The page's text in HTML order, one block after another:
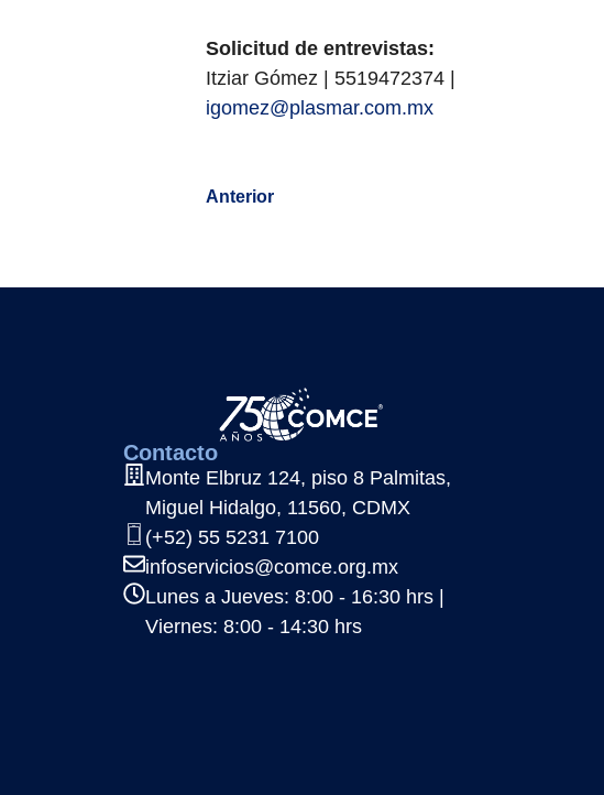
Solicitud de entrevistas:
Itziar Gómez | 5519472374 |
igomez@plasmar.com.mx
Anterior
Contacto
Monte Elbruz 124, piso 8 Palmitas,
Miguel Hidalgo, 11560, CDMX
(+52) 55 5231 7100
infoservicios@comce.org.mx
Lunes a Jueves: 8:00 - 16:30 hrs |
Viernes: 8:00 - 14:30 hrs